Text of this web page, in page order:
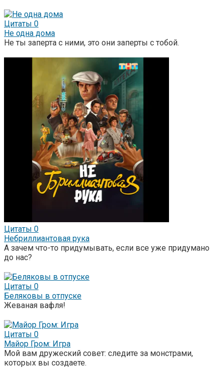
Цитаты 0
Не одна дома
Не ты заперта с ними, это они заперты с тобой.
Цитаты 0
Небриллиантовая рука
А зачем что-то придумывать, если все уже придумано
до нас?
Цитаты 0
Беляковы в отпуске
Жеваная вафля!
Цитаты 0
Майор Гром: Игра
Мой вам дружеский совет: следите за монстрами,
которых вы создаете.